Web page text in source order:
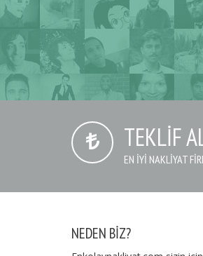
TEKLIF
EN IYI NAKLIYAT
NEDEN BIZ?